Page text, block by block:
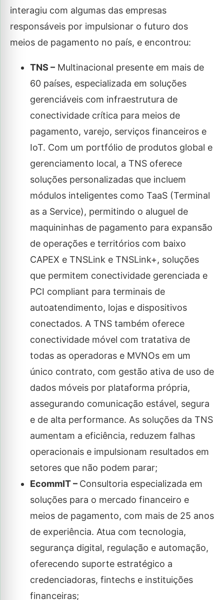
interagiu com algumas das empresas
responsáveis por impulsionar o futuro dos
meios de pagamento no país, e encontrou:
TNS – Multinacional presente em mais de
60 países, especializada em soluções
gerenciáveis com infraestrutura de
conectividade crítica para meios de
pagamento, varejo, serviços financeiros e
IoT. Com um portfólio de produtos global e
gerenciamento local, a TNS oferece
soluções personalizadas que incluem
módulos inteligentes como TaaS (Terminal
as a Service), permitindo o aluguel de
maquininhas de pagamento para expansão
de operações e territórios com baixo
CAPEX e TNSLink e TNSLink+, soluções
que permitem conectividade gerenciada e
PCI compliant para terminais de
autoatendimento, lojas e dispositivos
conectados. A TNS também oferece
conectividade móvel com tratativa de
todas as operadoras e MVNOs em um
único contrato, com gestão ativa de uso de
dados móveis por plataforma própria,
assegurando comunicação estável, segura
e de alta performance. As soluções da TNS
aumentam a eficiência, reduzem falhas
operacionais e impulsionam resultados em
setores que não podem parar;
EcommIT – Consultoria especializada em
soluções para o mercado financeiro e
meios de pagamento, com mais de 25 anos
de experiência. Atua com tecnologia,
segurança digital, regulação e automação,
oferecendo suporte estratégico a
credenciadoras, fintechs e instituições
financeiras;